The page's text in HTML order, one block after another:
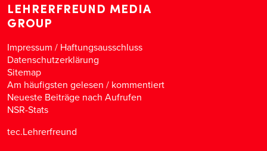
LEHRERFREUND MEDIA
GROUP
Impressum / Haftungsausschluss
Datenschutzerklärung
Sitemap
Am häufigsten gelesen / kommentiert
Neueste Beiträge nach Aufrufen
NSR-Stats
tec.Lehrerfreund